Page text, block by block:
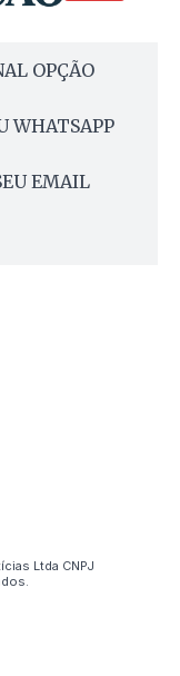
OPÇÃO
WHATSAPP
EMAIL
Ltda CNPJ